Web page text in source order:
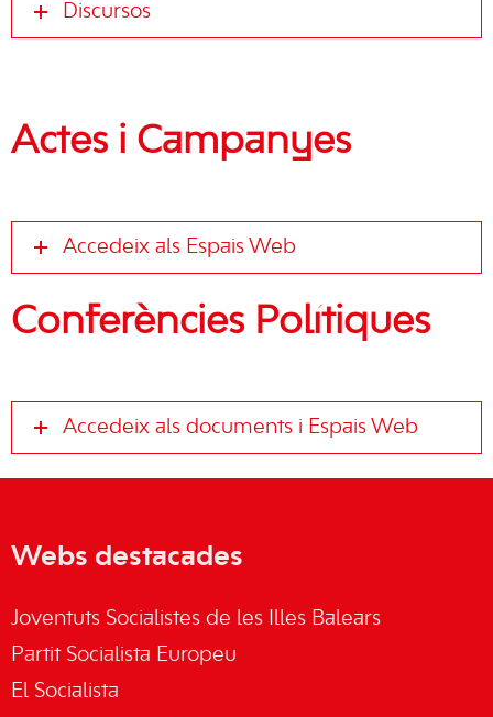
Discursos
Actes i Campanyes
Accedeix als Espais Web
Conferències Polítiques
Accedeix als documents i Espais Web
Webs destacades
Joventuts Socialistes de les Illes Balears
Partit Socialista Europeu
El Socialista